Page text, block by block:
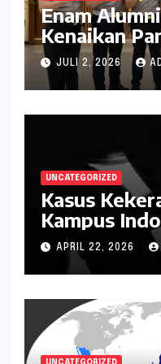
Enam
Kenaikan
kepada
JULI 2, 2026
UNCATEGORIZED
Kasus
Kampus
Pola
APRIL 22, 2026
UNCATEGORIZED